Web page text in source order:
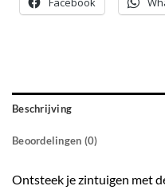
Beschrijving
Beoordelingen (0)
Ontsteek je zintuigen met